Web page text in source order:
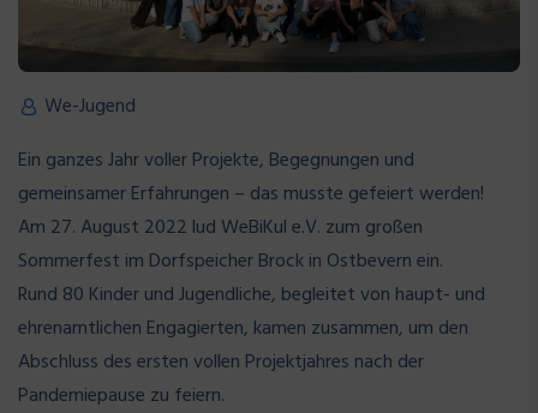
We-Jugend
Ein ganzes Jahr voller Projekte, Begegnungen und
gemeinsamer Erfahrungen – das musste gefeiert werden!
Am 27. August 2022 lud WeBiKul e.V. zum großen
Sommerfest im Dorfspeicher Brock in Ostbevern ein.
Rund 80 Kinder und Jugendliche, begleitet von haupt- und
ehrenamtlichen Engagierten, kamen zusammen, um den
Abschluss des ersten vollen Projektjahres nach der
Pandemiepause zu feiern.